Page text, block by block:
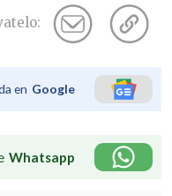
en Google
Whatsapp